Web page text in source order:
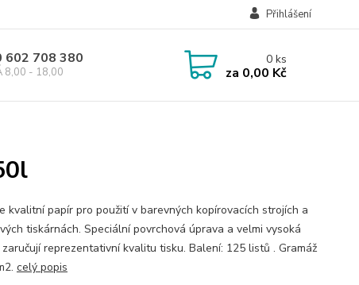
Přihlášení
602 708 380
8,00 - 18,00
0ks
za 0,00 Kč
kvalitní papír pro použití v barevných kopírovacích strojích a
tiskárnách. Speciální povrchová úprava a velmi vysoká
reprezentativní kvalitu tisku. Balení: 125 listů . Gramáž
celý popis